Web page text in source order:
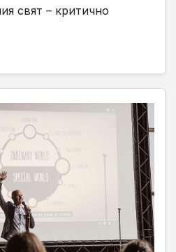
свят – критично